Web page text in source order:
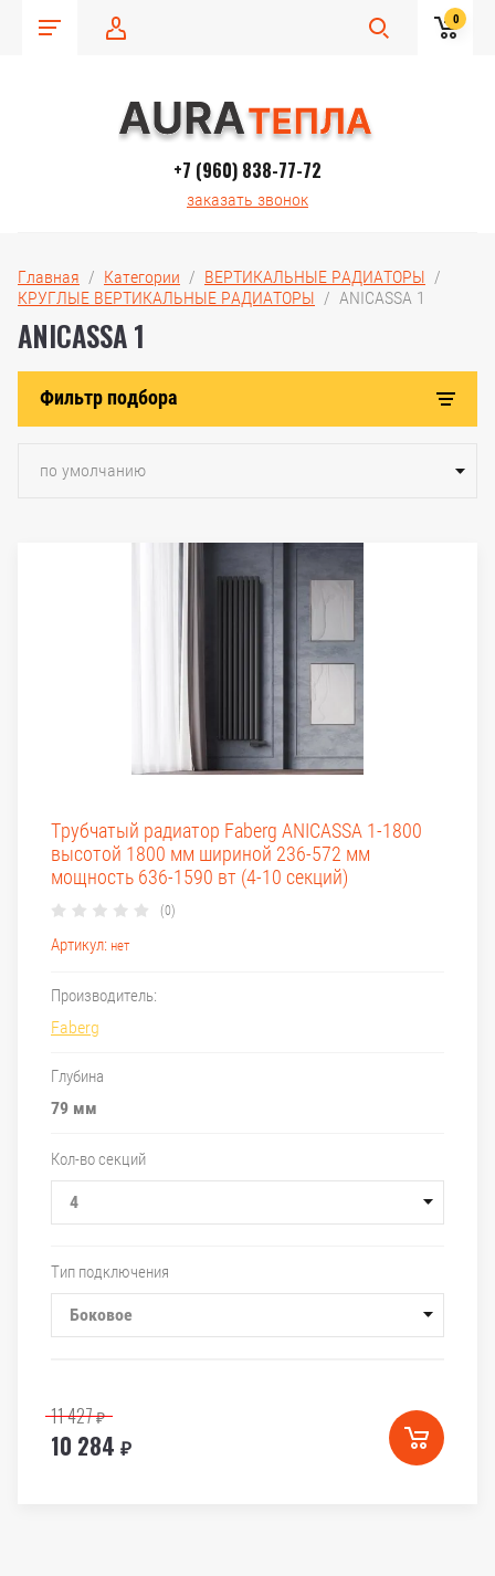
0
+7 (960) 838-77-72
заказать звонок
Главная
  /
Категории
  /
ВЕРТИКАЛЬНЫЕ РАДИАТОРЫ
КРУГЛЫЕ ВЕРТИКАЛЬНЫЕ РАДИАТОРЫ
  /  ANICASSA 1
ANICASSA 1
Фильтр подбора
по умолчанию
Трубчатый радиатор Faberg ANICASSA 1-1800
высотой 1800 мм шириной 236-572 мм
мощность 636-1590 вт (4-10 секций)
(0)
Артикул: нет
Производитель:
Faberg
Глубина
79 мм
Кол-во секций
4
Тип подключения
Боковое
10 284 ₽
11 427₽